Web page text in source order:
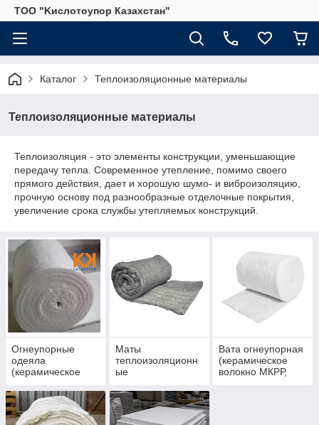
ТОО "Kислoтoупoр Казахстaн"
Каталог Теплоизоляционные материалы
Теплоизоляционные материалы
Теплоизоляция - это элементы конструкции, уменьшающие
передачу тепла. Современное утепление, помимо своего
прямого действия, дает и хорошую шумо- и виброизоляцию,
прочную основу под разнообразные отделочные покрытия,
увеличение срока службы утепляемых конструкций.
Огнеупорные
одеяла
(керамическое
Маты
теплоизоляционн
ые
базальтовые,
керамические)
Вата огнеупорная
(керамическое
волокно МКРР,